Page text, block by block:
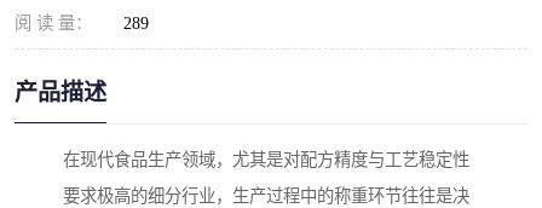
阅 读 量： 289
产品描述
在现代食品生产领域，尤其是对配方精度与工艺稳定性
要求极高的细分行业，生产过程中的称重环节往往是决